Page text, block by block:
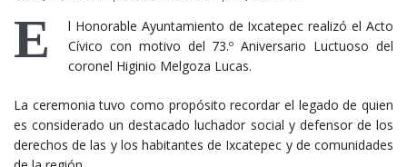
E
l Honorable Ayuntamiento de Ixcatepec realizó el Acto
Cívico con motivo del 73.º Aniversario Luctuoso del
coronel Higinio Melgoza Lucas.
La ceremonia tuvo como propósito recordar el legado de quien
es considerado un destacado luchador social y defensor de los
derechos de las y los habitantes de Ixcatepec y de comunidades
de la región.